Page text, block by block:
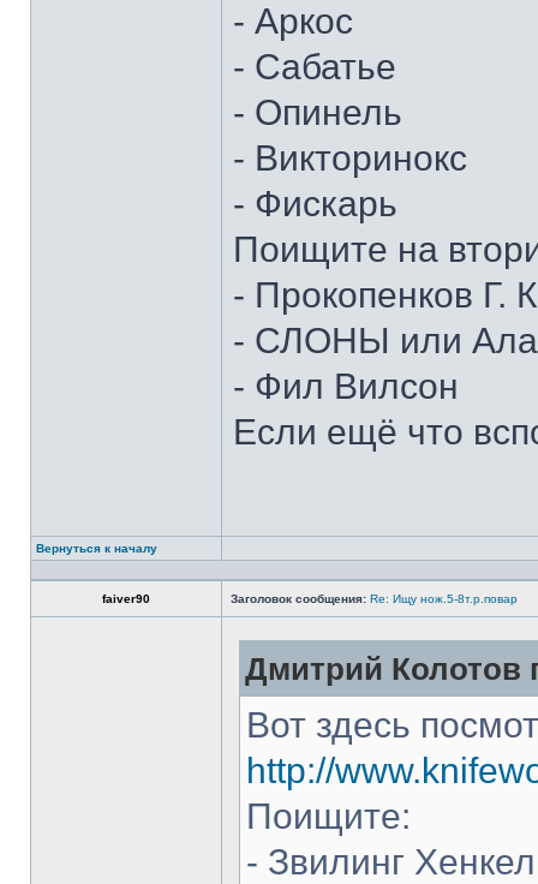
- Аркос
- Сабатье
- Опинель
- Викторинокс
- Фискарь
Поищите на
- Прокопенков Г.
- СЛОНЫ или
- Фил Вилсон
Если ещё что
Вернуться к началу
faiver90 Заголовок сообщения: Re: Ищу нож.5-8т.р.повар
Дмитрий Колотов
Вот здесь
http://
Поищите:
- Звилинг